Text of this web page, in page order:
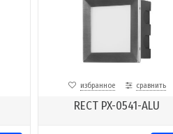
избранное сравнить
RECT PX-0541-ALU